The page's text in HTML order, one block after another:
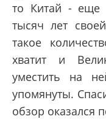
то Китай - еще
тысяч лет
такое
хватит и
уместить на
упомянуты.
обзор оказался